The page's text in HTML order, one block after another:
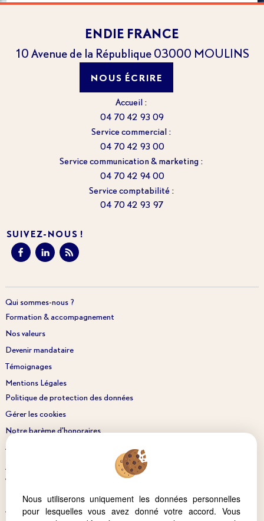
ENDIE FRANCE
10 Avenue de la République 03000 MOULINS
NOUS ÉCRIRE
Accueil :
04 70 42 93 09
Service commercial :
04 70 42 93 00
Service communication & marketing :
04 70 42 94 00
Service comptabilité :
04 70 42 93 97
SUIVEZ-NOUS !
Qui sommes-nous ?
Formation & accompagnement
Nos valeurs
Devenir mandataire
Témoignages
Mentions Légales
Politique de protection des données
Gérer les cookies
Notre barème d'honoraires
Accès Propriétaire
Acheter
Vendre
Estimer
Trouver un conseiller
Nous utiliserons uniquement les données personnelles
pour lesquelles vous avez donné votre accord. Vous